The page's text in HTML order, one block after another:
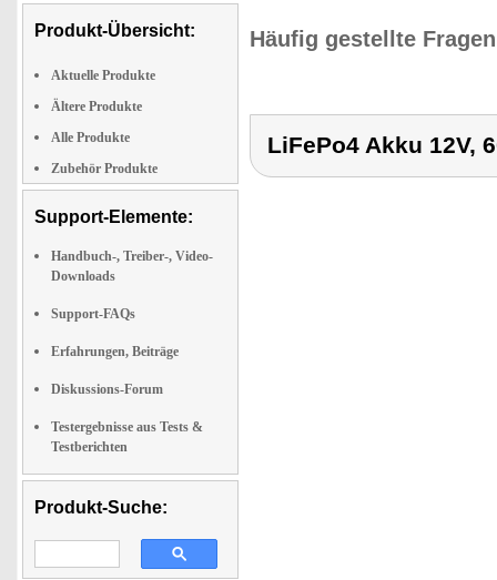
Produkt-Übersicht:
Aktuelle Produkte
Ältere Produkte
Alle Produkte
Zubehör Produkte
Support-Elemente:
Handbuch-, Treiber-, Video-
Downloads
Support-FAQs
Erfahrungen, Beiträge
Diskussions-Forum
Testergebnisse aus Tests &
Testberichten
Produkt-Suche:
Häufig gestellte
LiFePo4 Akku 12V,